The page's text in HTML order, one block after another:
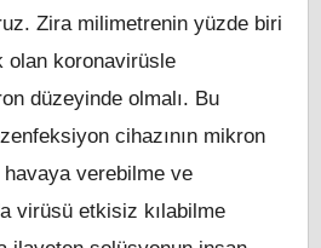
Zira milimetrenin yüzde biri
olan koronavirüsle
düzeyinde olmalı. Bu
cihazının mikron
verebilme ve
virüsü etkisiz kılabilme